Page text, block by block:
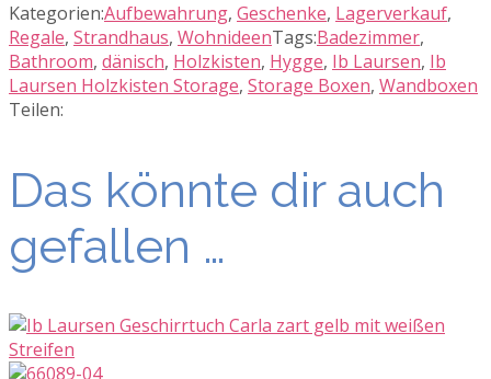
Kategorien:Aufbewahrung, Geschenke, Lagerverkauf,
Regale, Strandhaus, WohnideenTags:Badezimmer,
Bathroom, dänisch, Holzkisten, Hygge, Ib Laursen, Ib
Laursen Holzkisten Storage, Storage Boxen, Wandboxen
Teilen:
Das könnte dir auch
gefallen …